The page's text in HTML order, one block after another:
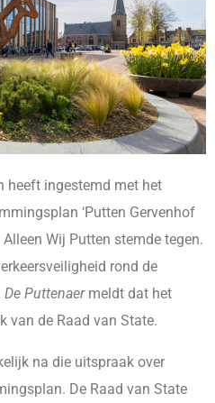
heeft ingestemd met het
‘Putten Gervenhof
Wij Putten stemde tegen.
rond de
De Puttenaermeldt dat het
van de Raad van State.
na die uitspraak over
De Raad van State